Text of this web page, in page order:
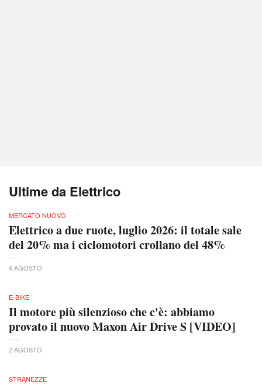
Ultime da Elettrico
MERCATO NUOVO
Elettrico a due ruote, luglio 2026: il totale sale
del 20% ma i ciclomotori crollano del 48%
4 AGOSTO
E-BIKE
Il motore più silenzioso che c'è: abbiamo
provato il nuovo Maxon Air Drive S [VIDEO]
2 AGOSTO
STRANEZZE